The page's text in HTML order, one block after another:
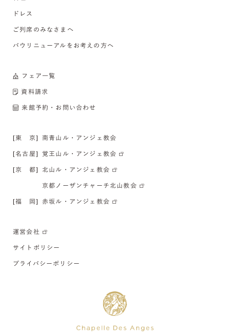
ドレス
ご列席のみなさまへ
バウリニューアルをお考えの方へ
フェア一覧
資料請求
来館予約・お問い合わせ
[東 京] 南青山ル・アンジェ教会
[名古屋] 覚王山ル・アンジェ教会
[京 都] 北山ル・アンジェ教会
京都ノーザンチャーチ北山教会
[福 岡] 赤坂ル・アンジェ教会
運営会社
サイトポリシー
プライバシーポリシー